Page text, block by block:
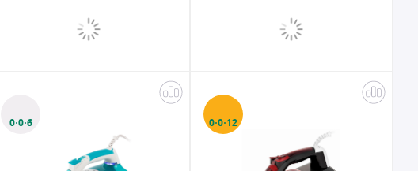
0·0·6 0·0·12